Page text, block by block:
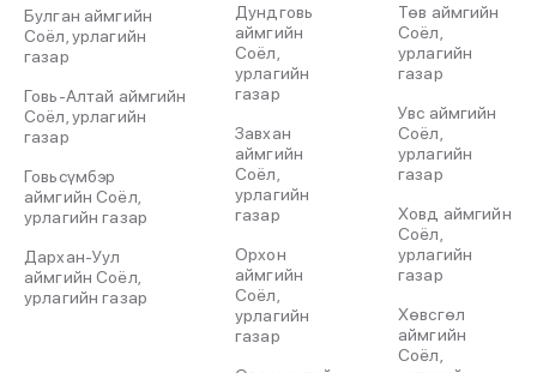
Булган аймгийн
Соёл, урлагийн
газар
Говь-Алтай аймгийн
Соёл, урлагийн
газар
Говьсүмбэр
аймгийн Соёл,
урлагийн газар
Дархан-Уул
аймгийн Соёл,
урлагийн газар
Дундговь
аймгийн
Соёл,
урлагийн
газар
Завхан
аймгийн
Соёл,
урлагийн
газар
Орхон
аймгийн
Соёл,
урлагийн
газар
Төв аймгийн
Соёл,
урлагийн
газар
Увс аймгийн
Соёл,
урлагийн
газар
Ховд аймгийн
Соёл,
урлагийн
газар
Хөвсгөл
аймгийн
Соёл,